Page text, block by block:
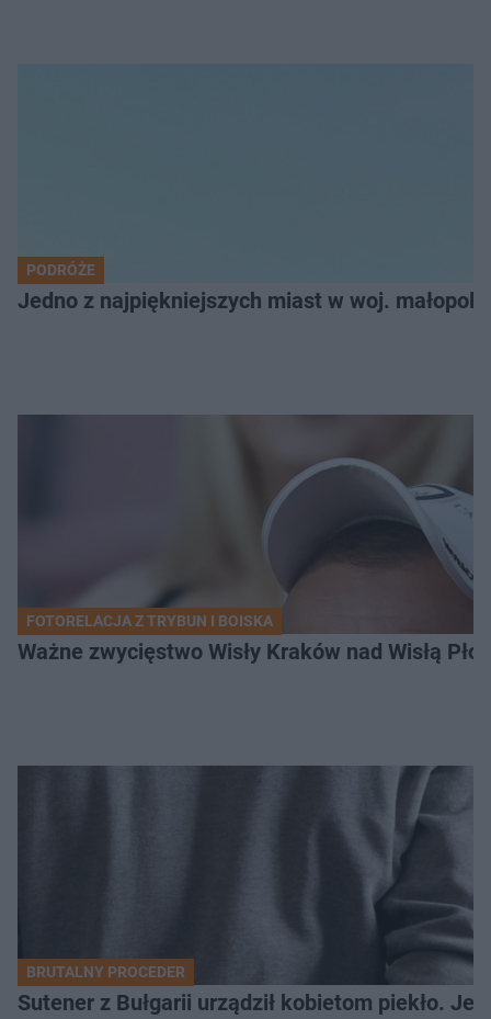
PODRÓŻE
Jedno z najpiękniejszych miast w woj.
FOTORELACJA Z TRYBUN I BOISKA
Ważne zwycięstwo Wisły Kraków nad Wisłą
BRUTALNY PROCEDER
Sutener z Bułgarii urządził kobietom piekło.